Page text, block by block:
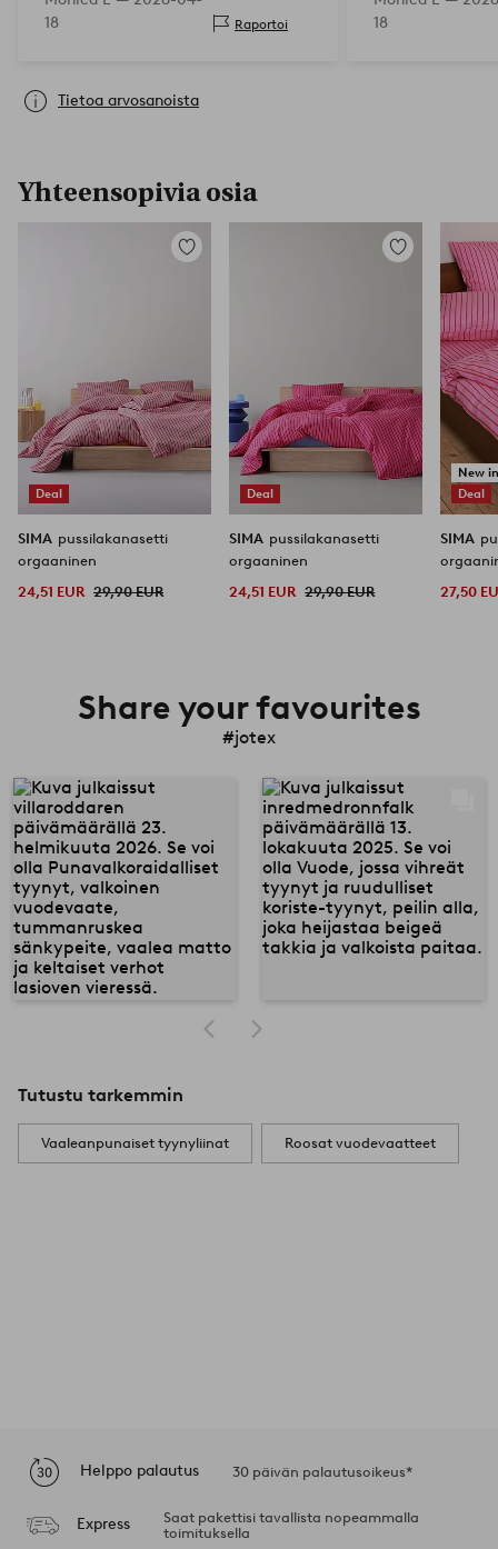
18
Raportoi
18
Tietoa arvosanoista
Yhteensopivia osia
Deal
Lisää
SIMA pussilakanasetti
orgaaninen
24,51 EUR 29,90 EUR
Deal
Lisää
suosikkeihin
SIMA pussilakanasetti
orgaaninen
24,51 EUR 29,90 EUR
New
Deal
SIMA
27,50
Share your favourites
#jotex
Tutustu tarkemmin
Vaaleanpunaiset tyynyliinat Roosat vuodevaatteet
Helppo palautus 30 päivän palautusoikeus*
Express
Saat pakettisi tavallista nopeammalla
toimituksella